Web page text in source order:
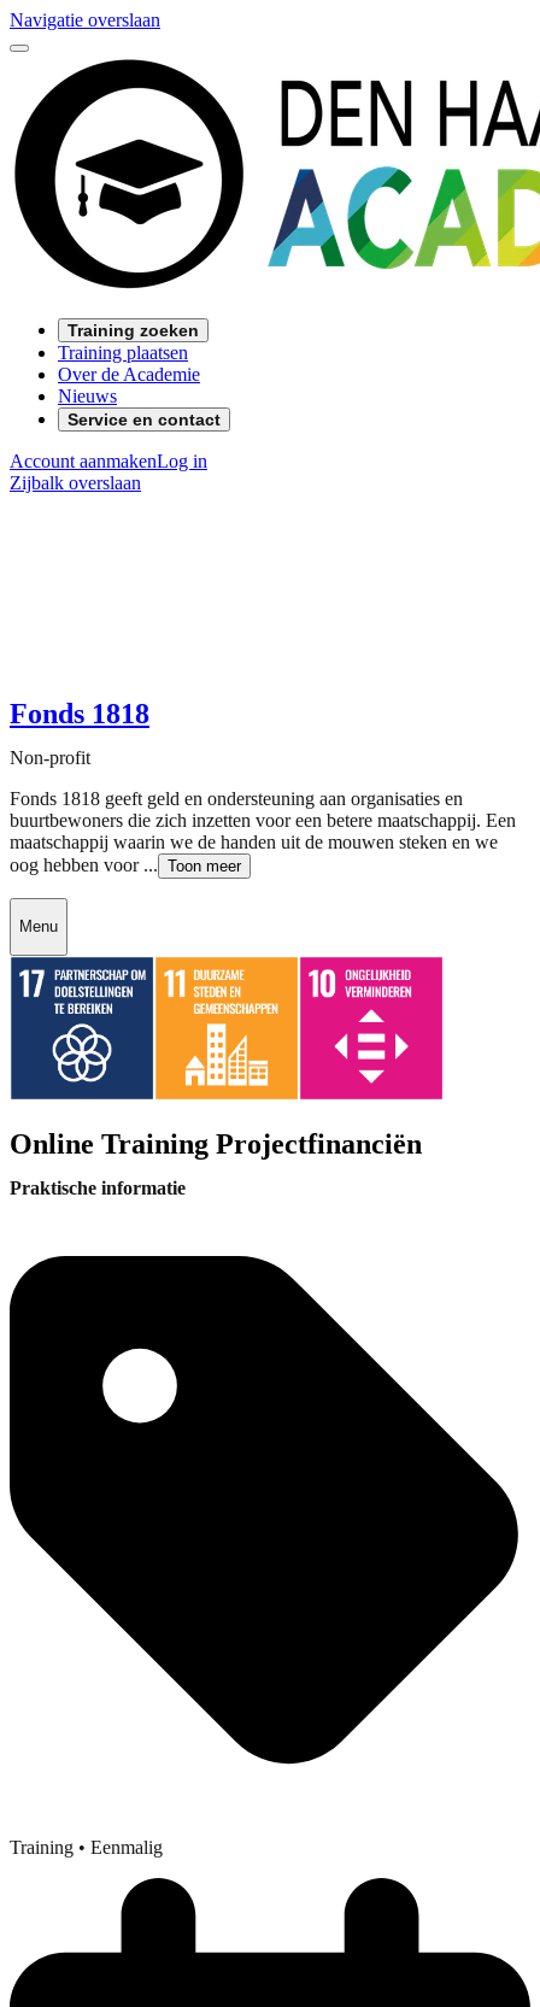
Navigatie overslaan
Training zoeken
Training plaatsen
Over de Academie
Nieuws
Service en contact
Account aanmakenLog in
Zijbalk overslaan
Fonds 1818
Non-profit
Fonds 1818 geeft geld en ondersteuning aan organisaties en
buurtbewoners die zich inzetten voor een betere maatschappij. Een
maatschappij waarin we de handen uit de mouwen steken en we
oog hebben voor ... Toon meer
Menu
Online Training Projectfinanciën
Praktische informatie
Training • Eenmalig